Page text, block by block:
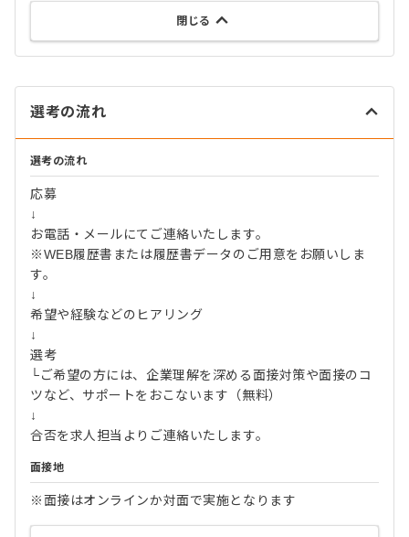
閉じる
選考の流れ
選考の流れ
応募
↓
お電話・メールにてご連絡いたします。
※WEB履歴書または履歴書データのご用意をお願いしま
す。
↓
希望や経験などのヒアリング
↓
選考
└ご希望の方には、企業理解を深める面接対策や面接のコ
ツなど、サポートをおこないます（無料）
↓
合否を求人担当よりご連絡いたします。
面接地
※面接はオンラインか対面で実施となります